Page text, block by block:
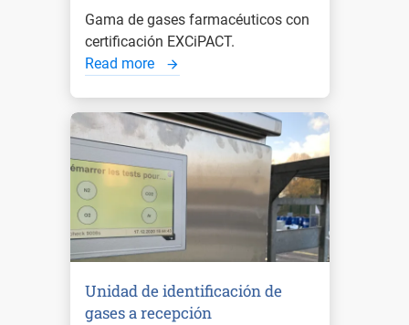
Gama de gases farmacéuticos con
certificación EXCiPACT.
Read more
Unidad de identificación de
gases a recepción